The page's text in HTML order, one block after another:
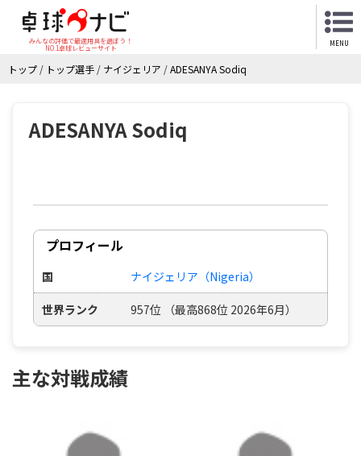
みんなの評価で最適用具を選ぼう！
NO.1卓球レビューサイト
MENU
トップ / トップ選手 / ナイジェリア /ADESANYA Sodiq
ADESANYA Sodiq
プロフィール
国 ナイジェリア（Nigeria）
世界ランク 957位 （最高868位 2026年6月）
主な対戦成績